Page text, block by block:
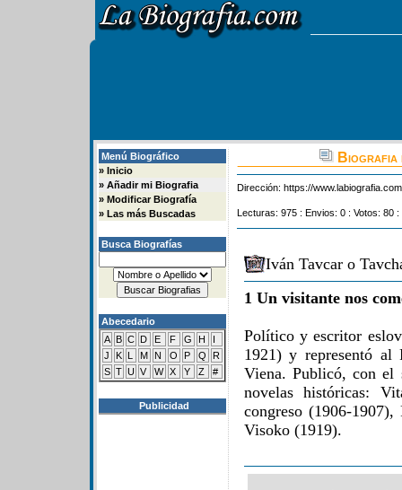
Menú Biográfico
» Inicio
» Añadir mi Biografia
» Modificar Biografía
» Las más Buscadas
Busca Biografías
Abecedario
A B C D E F G H
I
J
K L M N O P Q
R
S T U V W X Y Z #
Publicidad
Biografia
Dirección: https://
Lecturas: 975 : Envios: 0 : Votos: 80
Iván Tavcar o
1 Un visitante nos
Político y escritor
1921) y representó al
Viena. Publicó, con el
novelas históricas:
congreso (1906-
Visoko (1919).